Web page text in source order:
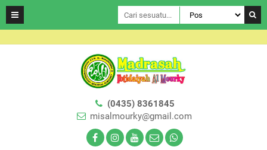
(0435) 8361845
misalmourky@gmail.com